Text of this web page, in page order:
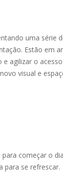
uma série
Estão em
agilizar o
visual e
começar o
para se refrescar.